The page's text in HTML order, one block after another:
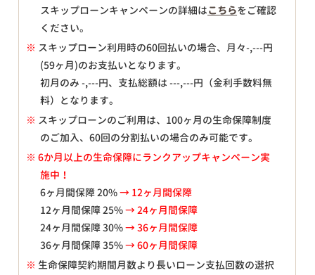
スキップローンキャンペーンの詳細はこちらをご確認
ください。
※ スキップローン利用時の60回払いの場合、月々-,---円
(59ヶ月)のお支払いとなります。
初月のみ-,---円、支払総額は---,---円（金利手数料無
料）となります。
※ スキップローンのご利用は、100ヶ月の生命保障制度
のご加入、60回の分割払いの場合のみ可能です。
※ 6か月以上の生命保障にランクアップキャンペーン実
施中！
6ヶ月間保障 20%→ 12ヶ月間保障
12ヶ月間保障 25%→ 24ヶ月間保障
24ヶ月間保障 30%→ 36ヶ月間保障
36ヶ月間保障 35%→ 60ヶ月間保障
※ 生命保障契約期間月数より長いローン支払回数の選択